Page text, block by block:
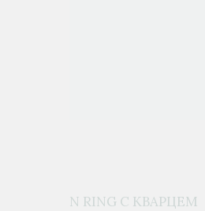
CARTOON RING С КВАРЦЕМ